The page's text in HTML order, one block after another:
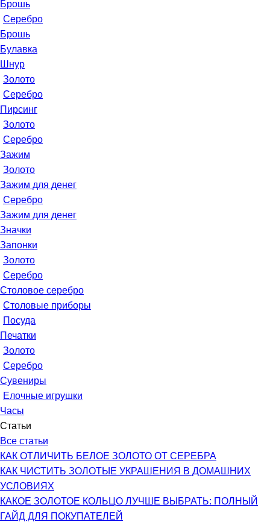
Брошь
Серебро
Брошь
Булавка
Шнур
Золото
Серебро
Пирсинг
Золото
Серебро
Зажим
Золото
Зажим для денег
Серебро
Зажим для денег
Значки
Запонки
Золото
Серебро
Столовое серебро
Столовые приборы
Посуда
Печатки
Золото
Серебро
Сувениры
Елочные игрушки
Часы
Статьи
Все статьи
КАК ОТЛИЧИТЬ БЕЛОЕ ЗОЛОТО ОТ СЕРЕБРА
КАК ЧИСТИТЬ ЗОЛОТЫЕ УКРАШЕНИЯ В ДОМАШНИХ
УСЛОВИЯХ
КАКОЕ ЗОЛОТОЕ КОЛЬЦО ЛУЧШЕ ВЫБРАТЬ: ПОЛНЫЙ
ГАЙД ДЛЯ ПОКУПАТЕЛЕЙ